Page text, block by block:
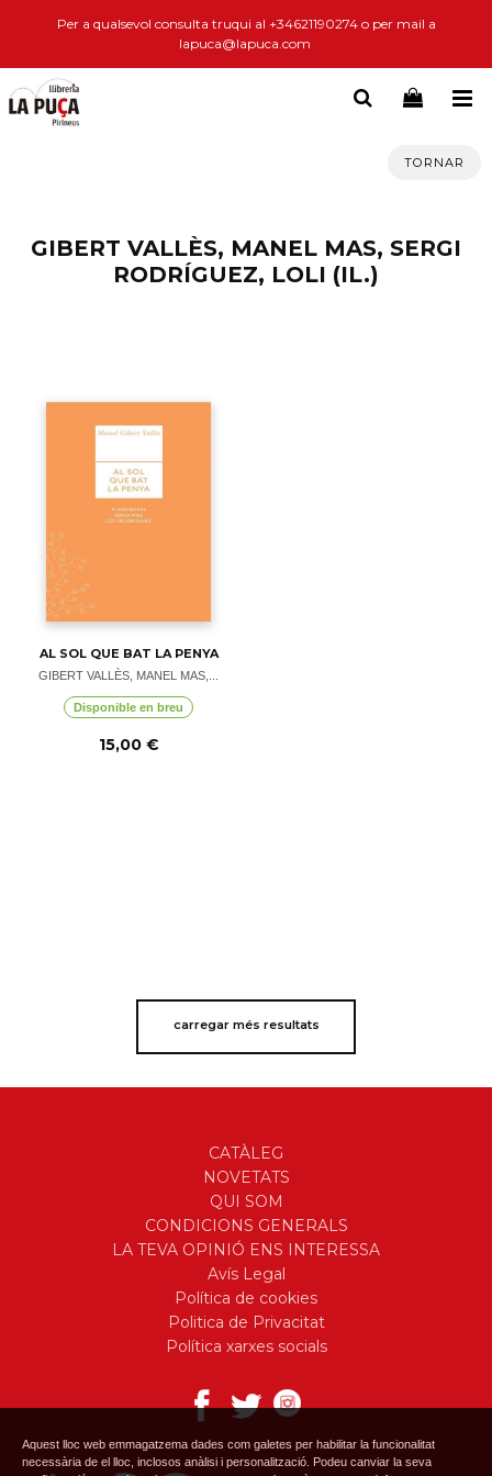
Per a qualsevol consulta truqui al +34621190274 o per mail a
lapuca@lapuca.com
TORNAR
GIBERT VALLÈS, MANEL MAS, SERGI
RODRÍGUEZ, LOLI (IL.)
AL SOL QUE BAT LA PENYA
GIBERT VALLÈS, MANEL MAS,...
Disponible en breu
15,00 €
carregar més resultats
CATÀLEG
NOVETATS
QUI SOM
CONDICIONS GENERALS
LA TEVA OPINIÓ ENS INTERESSA
Avís Legal
Política de cookies
Politica de Privacitat
Política xarxes socials
Aquest lloc web emmagatzema dades com galetes per habilitar la funcionalitat
necessària de el lloc, inclosos anàlisi i personalització. Podeu canviar la seva